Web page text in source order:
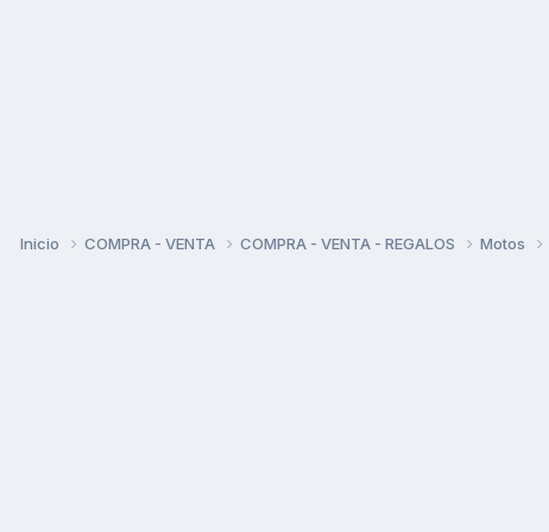
Inicio COMPRA - VENTA COMPRA - VENTA - REGALOS Motos